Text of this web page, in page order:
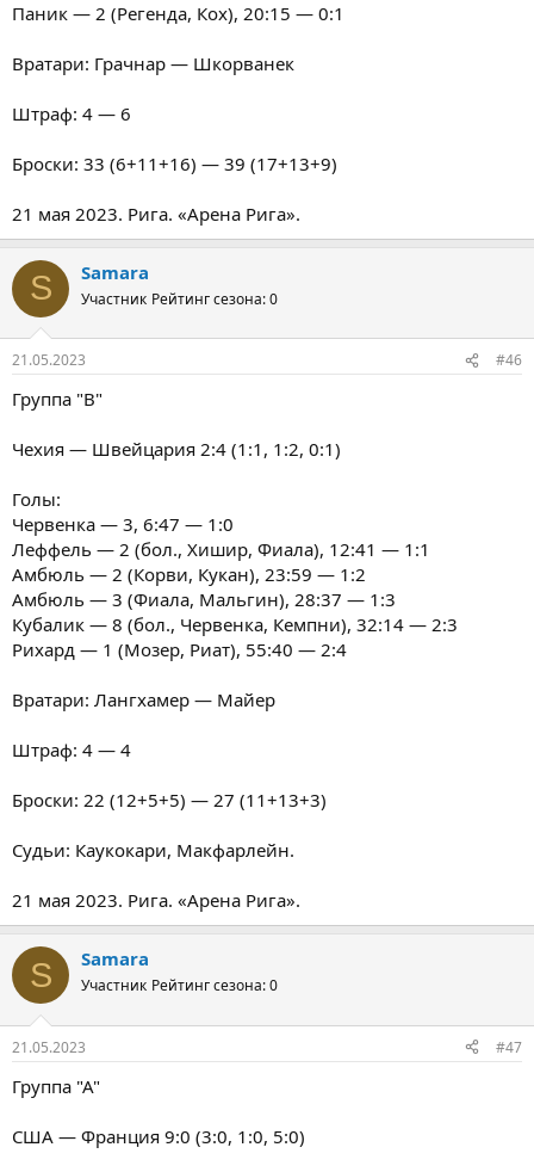
Паник — 2 (Регенда, Кох), 20:15 — 0:1
Вратари: Грачнар — Шкорванек
Штраф: 4 — 6
Броски: 33 (6+11+16) — 39 (17+13+9)
21 мая 2023. Рига. «Арена Рига».
S Samara
Участник Рейтинг сезона: 0
21.05.2023 #46
Группа "В"
Чехия — Швейцария 2:4 (1:1, 1:2, 0:1)
Голы:
Червенка — 3, 6:47 — 1:0
Леффель — 2 (бол., Хишир, Фиала), 12:41 — 1:1
Амбюль — 2 (Корви, Кукан), 23:59 — 1:2
Амбюль — 3 (Фиала, Мальгин), 28:37 — 1:3
Кубалик — 8 (бол., Червенка, Кемпни), 32:14 — 2:3
Рихард — 1 (Мозер, Риат), 55:40 — 2:4
Вратари: Лангхамер — Майер
Штраф: 4 — 4
Броски: 22 (12+5+5) — 27 (11+13+3)
Судьи: Каукокари, Макфарлейн.
21 мая 2023. Рига. «Арена Рига».
S Samara
Участник Рейтинг сезона: 0
21.05.2023 #47
Группа "А"
США — Франция 9:0 (3:0, 1:0, 5:0)